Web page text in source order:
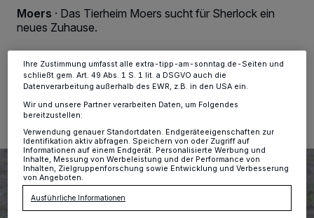
Moers · Das Tierheim Moers sucht für Sherlock ein
neues Zuhause.
09.02.2021 , 13:45 Uhr Eine Minute Lesezeit
ändern oder Ihre Einwilligung zu widerrufen, indem Sie auf den Link
Einstellungen oder Ablehnen am unteren Rand der Webseite klicken.
Ihre Zustimmung umfasst alle extra-tipp-am-sonntag.de-Seiten und
schließt gem. Art. 49 Abs. 1 S. 1 lit. a DSGVO auch die
Datenverarbeitung außerhalb des EWR, z.B. in den USA ein.
Wir und unsere Partner verarbeiten Daten, um Folgendes
bereitzustellen:
Verwendung genauer Standortdaten. Endgeräteeigenschaften zur
Identifikation aktiv abfragen. Speichern von oder Zugriff auf
Informationen auf einem Endgerät. Personalisierte Werbung und
Inhalte, Messung von Werbeleistung und der Performance von
Inhalten, Zielgruppenforschung sowie Entwicklung und Verbesserung
von Angeboten.
Ausführliche Informationen